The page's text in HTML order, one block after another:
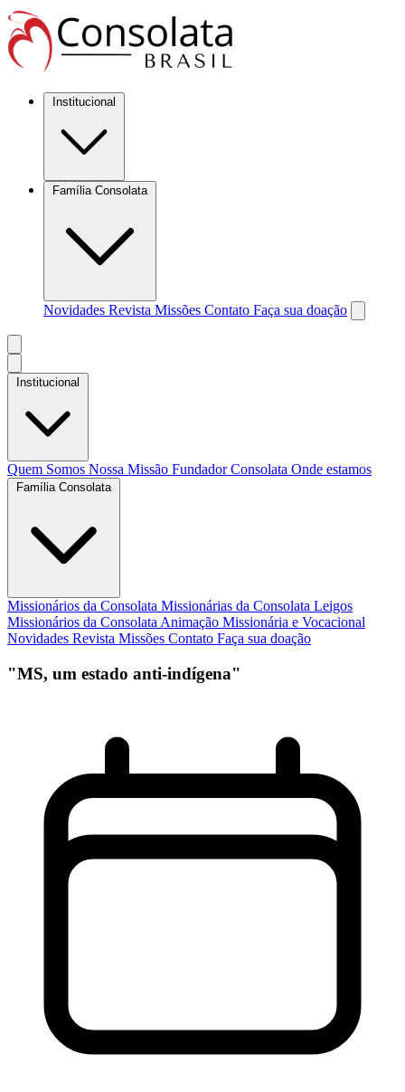
Institucional
Família Consolata
Novidades Revista Missões Contato Faça sua doação
Institucional
Quem Somos Nossa Missão FundadorConsolata Onde estamos
Família Consolata
Missionários da Consolata Missionárias da Consolata Leigos
Missionários da Consolata Animação Missionária e Vocacional
Novidades Revista Missões Contato Faça sua doação
"MS, um estado anti-indígena"